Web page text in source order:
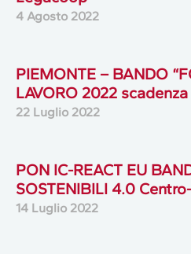
4 Agosto 2022
PIEMONTE – BANDO
LAVORO 2022
22 Luglio 2022
PON IC-REACT EU
SOSTENIBILI 4.0
14 Luglio 2022